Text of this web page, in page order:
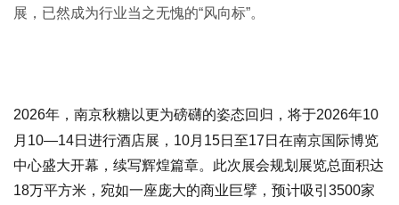
展，已然成为行业当之无愧的“风向标”。
2026年，南京秋糖以更为磅礴的姿态回归，将于2026年10
月10—14日进行酒店展，10月15日至17日 在南京国际博览
中心盛大开幕，续写辉煌篇章。此次展会规划展览总面积达
18万平方米，宛如一座庞大的商业巨擘，预计吸引3500家